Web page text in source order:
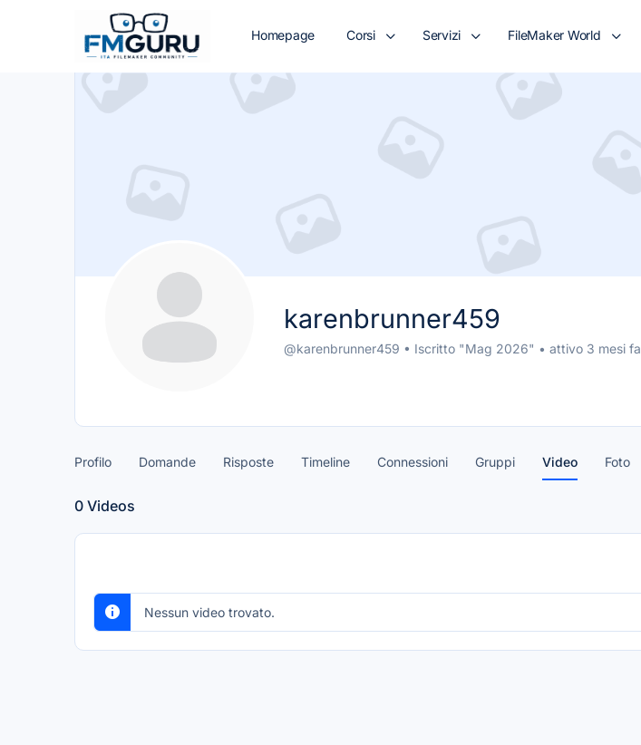
Homepage Corsi Servizi FileMaker World
karenbrunner459
@karenbrunner459 • Iscritto "Mag 2026" • attivo 3 mesi fa
Profilo Domande Risposte Timeline Connessioni Gruppi Video Foto
0 Videos
Nessun video trovato.